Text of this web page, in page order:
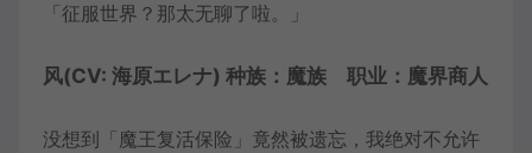
「征服世界？那太无聊了啦。」
风(CV: 海原エレナ) 种族：魔族 职业：魔界商人
没想到「魔王复活保险」竟然被遗忘，我绝对不允许